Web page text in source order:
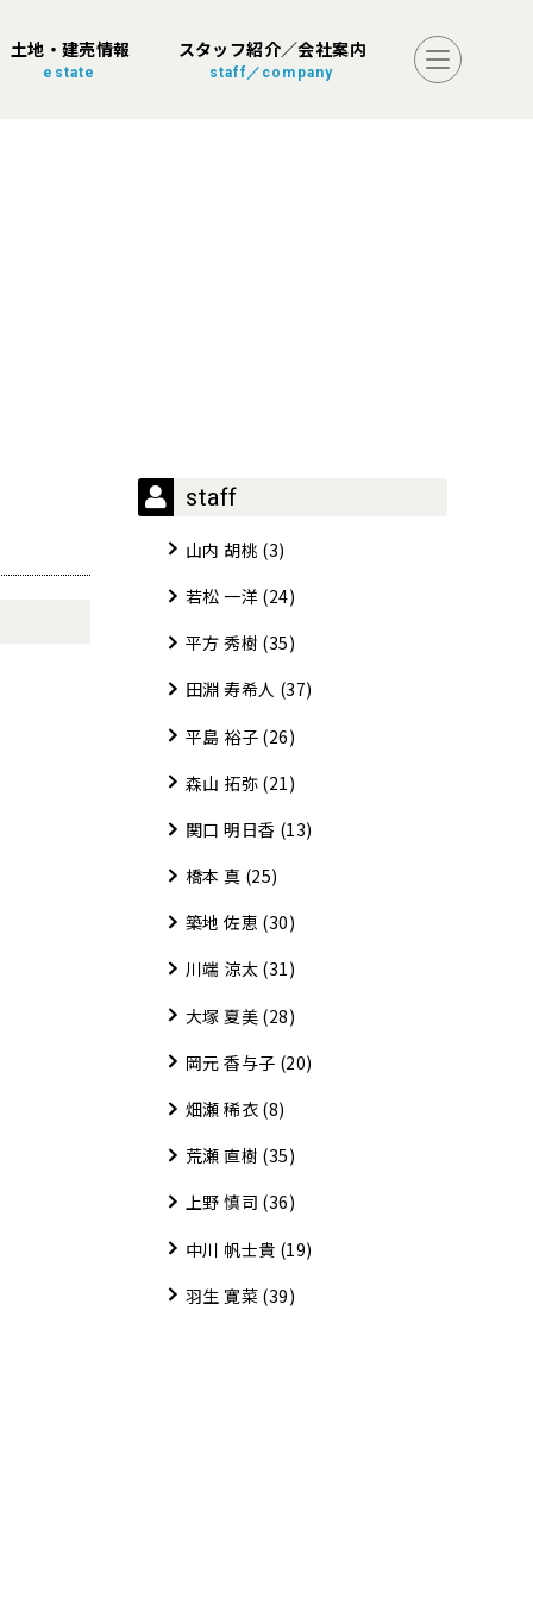
土地・建売情報
estate
スタッフ紹介／会社案内
staff／company
staff
山内 胡桃 (3)
若松 一洋 (24)
平方 秀樹 (35)
田淵 寿希人 (37)
平島 裕子 (26)
森山 拓弥 (21)
関口 明日香 (13)
橋本 真 (25)
築地 佐恵 (30)
川端 涼太 (31)
大塚 夏美 (28)
岡元 香与子 (20)
畑瀬 稀衣 (8)
荒瀬 直樹 (35)
上野 慎司 (36)
中川 帆士貴 (19)
羽生 寛菜 (39)